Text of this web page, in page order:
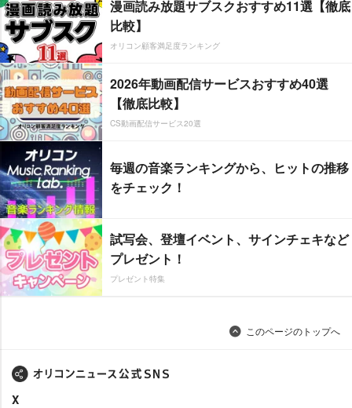
漫画読み放題サブスクおすすめ11選【徹底
比較】
オリコン顧客満足度ランキング
2026年動画配信サービスおすすめ40選
【徹底比較】
CS動画配信サービス20選
毎週の音楽ランキングから、ヒットの推移
をチェック！
試写会、登壇イベント、サインチェキなど
プレゼント！
プレゼント特集
このページのトップへ
X